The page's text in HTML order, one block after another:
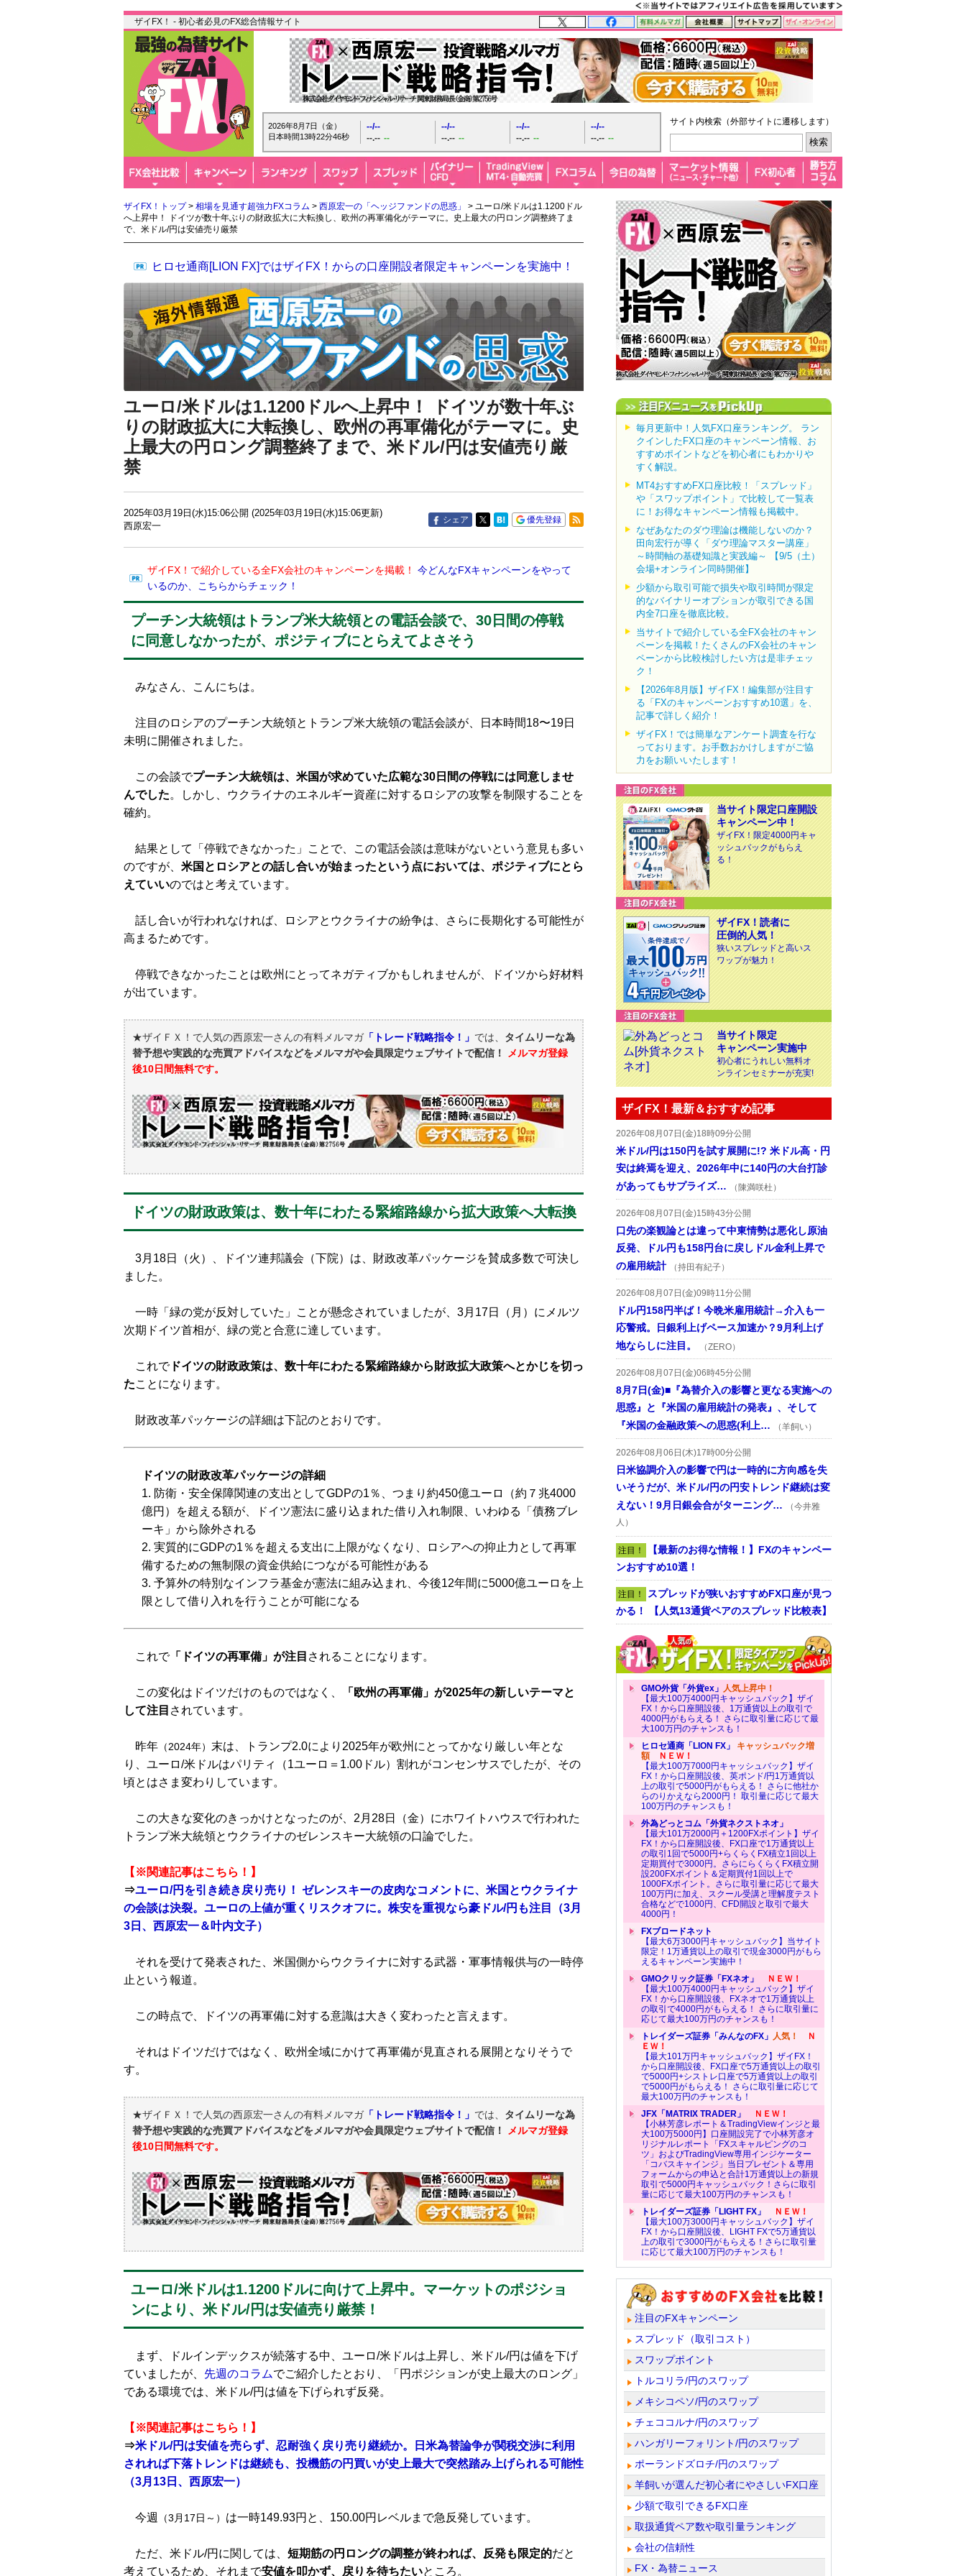
ザイFX！ - 初心者必見のFX総合情報サイト
2026年8月7日（金）
日本時間13時22分47秒
--/--
--.-- --
--/--
--.-- --
--/--
--.-- --
--/--
--.-- --
サイト内検索（外部サイトに遷移します）
ザイFX！トップ> 相場を見通す超強力FXコラム > 西原宏一の「ヘッジファンドの思惑」
> ユーロ/米ドルは1.1200ドル
へ上昇中！ ドイツが数十年ぶりの財政拡大に大転換し、欧州の再軍備化がテーマに。史上最大の円ロング調整終了ま
で、米ドル/円は安値売り厳禁
ヒロセ通商[LION FX]ではザイFX！からの口座開設者限定キャンペーンを実施中！
ユーロ/米ドルは1.1200ドルへ上昇中！ ドイツが数十年ぶ
りの財政拡大に大転換し、欧州の再軍備化がテーマに。史
上最大の円ロング調整終了まで、米ドル/円は安値売り厳
禁
2025年03月19日(水)15:06公開 (2025年03月19日(水)15:06更新)
西原宏一
シェア 優先登録
ザイFX！で紹介している全FX会社のキャンペーンを掲載！
今どんなFXキャンペーンをやって
いるのか、こちらからチェック！
プーチン大統領はトランプ米大統領との電話会談で、30日間の停戦
に同意しなかったが、ポジティブにとらえてよさそう
みなさん、こんにちは。
注目のロシアのプーチン大統領とトランプ米大統領の電話会談が、日本時間18〜19日
未明に開催されました。
この会談でプーチン大統領は、米国が求めていた広範な30日間の停戦には同意しませ
んでした。しかし、ウクライナのエネルギー資産に対するロシアの攻撃を制限することを
確約。
結果として「停戦できなかった」ことで、この電話会談は意味がないという意見も多い
のですが、 米国とロシアとの話し合いが始まったという点においては、ポジティブにとら
えていいのではと考えています。
話し合いが行われなければ、ロシアとウクライナの紛争は、さらに長期化する可能性が
高まるためです。
停戦できなかったことは欧州にとってネガティブかもしれませんが、ドイツから好材料
が出ています。
★ザイＦＸ！で人気の西原宏一さんの有料メルマガ「トレード戦略指令！」 では、 タイムリーな為
替予想や実践的な売買アドバイスなどをメルマガや会員限定ウェブサイトで配信！
メルマガ登録
後10日間無料です。
ドイツの財政政策は、数十年にわたる緊縮路線から拡大政策へ大転換
3月18日（火）、ドイツ連邦議会（下院）は、財政改革パッケージを賛成多数で可決し
ました。
一時「緑の党が反対していた」ことが懸念されていましたが、3月17日（月）にメルツ
次期ドイツ首相が、緑の党と合意に達しています。
これでドイツの財政政策は、数十年にわたる緊縮路線から財政拡大政策へとかじを切っ
たことになります。
財政改革パッケージの詳細は下記のとおりです。
ドイツの財政改革パッケージの詳細
1. 防衛・安全保障関連の支出としてGDPの1％、つまり約450億ユーロ（約７兆4000
億円）を超える額が、ドイツ憲法に盛り込まれた借り入れ制限、いわゆる「債務ブレ
ーキ」から除外される
2. 実質的にGDPの1％を超える支出に上限がなくなり、ロシアへの抑止力として再軍
備するための無制限の資金供給につながる可能性がある
3. 予算外の特別なインフラ基金が憲法に組み込まれ、今後12年間に5000億ユーロを上
限として借り入れを行うことが可能になる
これで「ドイツの再軍備」が注目 されることになります。
この変化はドイツだけのものではなく、
「欧州の再軍備」が2025年の新しいテーマと
して注目 されています。
昨年 （2024年） 末は、トランプ2.0により2025年が欧州にとってかなり厳しい年とな
り、ユーロ/米ドルはパリティ（1ユーロ＝1.00ドル）割れがコンセンサスでしたが、その
頃とはさま変わりしています。
この大きな変化のきっかけとなったのが、2月28日（金）にホワイトハウスで行われた
トランプ米大統領とウクライナのゼレンスキー大統領の口論でした。
【※関連記事はこちら！】
⇒ユーロ/円を引き続き戻り売り！ ゼレンスキーの皮肉なコメントに、米国とウクライナ
の会談は決裂。ユーロの上値が重くリスクオフに。株安を重視なら豪ドル/円も注目（3月
3日、西原宏一＆叶内文子）
それを受けて発表された、米国側からウクライナに対する武器・軍事情報供与の一時停
止という報道。
この時点で、ドイツの再軍備に対する意識は大きく変わったと言えます。
それはドイツだけではなく、欧州全域にかけて再軍備が見直される展開となりそうで
す。
★ザイＦＸ！で人気の西原宏一さんの有料メルマガ「トレード戦略指令！」 では、 タイムリーな為
替予想や実践的な売買アドバイスなどをメルマガや会員限定ウェブサイトで配信！
メルマガ登録
後10日間無料です。
ユーロ/米ドルは1.1200ドルに向けて上昇中。マーケットのポジショ
ンにより、米ドル/円は安値売り厳禁！
まず、ドルインデックスが続落する中、ユーロ/米ドルは上昇し、米ドル/円は値を下げ
ていましたが、 先週のコラムでご紹介したとおり、「円ポジションが史上最大のロング」
である環境では、米ドル/円は値を下げられず反発。
【※関連記事はこちら！】
⇒米ドル/円は安値を売らず、忍耐強く戻り売り継続か。日米為替論争が関税交渉に利用
されれば下落トレンドは継続も、投機筋の円買いが史上最大で突然踏み上げられる可能性
（3月13日、西原宏一）
今週 （3月17日～） は一時149.93円と、150.00円レベルまで急反発しています。
ただ、米ドル/円に関しては、 短期筋の円ロングの調整が終われば、反発も限定的だと
考えているため、それまで安値を叩かず、戻りを待ちたいところ。
毎月更新中！人気FX口座ランキング。 ラン
クインしたFX口座のキャンペーン情報、お
すすめポイントなどを初心者にもわかりや
すく解説。
MT4おすすめFX口座比較！「スプレッド」
や「スワップポイント」で比較して一覧表
に！お得なキャンペーン情報も掲載中。
なぜあなたのダウ理論は機能しないのか？
田向宏行が導く「ダウ理論マスター講座」
～時間軸の基礎知識と実践編～ 【9/5（土）
会場+オンライン同時開催】
少額から取引可能で損失や取引時間が限定
的なバイナリーオプションが取引できる国
内全7口座を徹底比較。
当サイトで紹介している全FX会社のキャン
ペーンを掲載！たくさんのFX会社のキャン
ペーンから比較検討したい方は是非チェッ
ク！
【2026年8月版】ザイFX！編集部が注目す
る「FXのキャンペーンおすすめ10選」を、
記事で詳しく紹介！
ザイFX！では簡単なアンケート調査を行な
っております。お手数おかけしますがご協
力をお願いいたします！
当サイト限定口座開設
キャンペーン中！
ザイFX！限定4000円キャ
ッシュバックがもらえ
る！
ザイFX！読者に
圧倒的人気！
狭いスプレッドと高いス
ワップが魅力！
当サイト限定
キャンペーン実施中
初心者にうれしい無料オ
ンラインセミナーが充実!
ザイFX！最新＆おすすめ記事
2026年08月07日(金)18時09分公開
米ドル/円は150円を試す展開に!? 米ドル高・円
安は終焉を迎え、2026年中に140円の大台打診
があってもサプライズ…
（陳満咲杜）
2026年08月07日(金)15時43分公開
口先の楽観論とは違って中東情勢は悪化し原油
反発、ドル円も158円台に戻しドル金利上昇で
の雇用統計
（持田有紀子）
2026年08月07日(金)09時11分公開
ドル円158円半ば！今晩米雇用統計→介入も一
応警戒。日銀利上げペース加速か？9月利上げ
地ならしに注目。
（ZERO）
2026年08月07日(金)06時45分公開
8月7日(金)■『為替介入の影響と更なる実施への
思惑』と『米国の雇用統計の発表』、そして
『米国の金融政策への思惑(利上…
（羊飼い）
2026年08月06日(木)17時00分公開
日米協調介入の影響で円は一時的に方向感を失
いそうだが、米ドル/円の円安トレンド継続は変
えない！9月日銀会合がターニング…
（今井雅
人）
注目！ 【最新のお得な情報！】FXのキャンペー
ンおすすめ10選！
注目！ スプレッドが狭いおすすめFX口座が見つ
かる！ 【人気13通貨ペアのスプレッド比較表】
GMO外貨「外貨ex」 人気上昇中！
【最大100万4000円キャッシュバック】ザイ
FX！から口座開設後、1万通貨以上の取引で
4000円がもらえる！ さらに取引量に応じて最
大100万円のチャンスも！
ヒロセ通商「LION FX」 キャッシュバック増
額ＮＥＷ！
【最大100万7000円キャッシュバック】ザイ
FX！から口座開設後、英ポンド/円1万通貨以
上の取引で5000円がもらえる！ さらに他社か
らのりかえなら2000円！ 取引量に応じて最大
100万円のチャンスも！
外為どっとコム「外貨ネクストネオ」
【最大101万2000円＋1200FXポイント】ザイ
FX！から口座開設後、FX口座で1万通貨以上
の取引1回で5000円+らくらくFX積立1回以上
定期買付で3000円。さらにらくらくFX積立開
設200FXポイント＆定期買付1回以上で
1000FXポイント。さらに取引量に応じて最大
100万円に加え、スクール受講と理解度テスト
合格などで1000円、CFD開設と取引で最大
4000円！
FXブロードネット
【最大6万3000円キャッシュバック】当サイト
限定！1万通貨以上の取引で現金3000円がもら
えるキャンペーン実施中！
GMOクリック証券「FXネオ」
ＮＥＷ！
【最大100万4000円キャッシュバック】ザイ
FX！から口座開設後、FXネオで1万通貨以上
の取引で4000円がもらえる！ さらに取引量に
応じて最大100万円のチャンスも！
トレイダーズ証券「みんなのFX」 人気！
Ｎ
ＥＷ！
【最大101万円キャッシュバック】ザイFX！
から口座開設後、FX口座で5万通貨以上の取引
で5000円+シストレ口座で5万通貨以上の取引
で5000円がもらえる！ さらに取引量に応じて
最大100万円のチャンスも！
JFX「MATRIX TRADER」
ＮＥＷ！
【小林芳彦レポート＆TradingViewインジと最
大100万5000円】口座開設完了で小林芳彦オ
リジナルレポート「FXスキャルピングのコ
ツ」およびTradingView専用インジケーター
「コバスキャインジ」当日プレゼント＆専用
フォームからの申込と合計1万通貨以上の新規
取引で5000円キャッシュバック！さらに取引
量に応じて最大100万円のチャンスも！
トレイダーズ証券「LIGHT FX」
ＮＥＷ！
【最大100万3000円キャッシュバック】ザイ
FX！から口座開設後、LIGHT FXで5万通貨以
上の取引で3000円がもらえる！さらに取引量
に応じて最大100万円のチャンスも！
注目のFXキャンペーン
スプレッド（取引コスト）
スワップポイント
トルコリラ/円のスワップ
メキシコペソ/円のスワップ
チェココルナ/円のスワップ
ハンガリーフォリント/円のスワップ
ポーランドズロチ/円のスワップ
羊飼いが選んだ初心者にやさしいFX口座
少額で取引できるFX口座
取扱通貨ペア数や取引量ランキング
会社の信頼性
FX・為替ニュース